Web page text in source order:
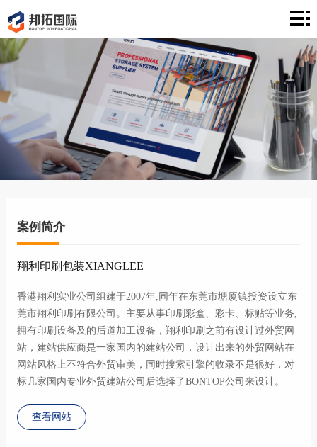
首
页
建
站
案
例
营
销
文
章
关
案例简介
翔利印刷包装XIANGLEE
香港翔利实业公司组建于2007年,同年在东莞市塘厦镇投资设立东
莞市翔利印刷有限公司。主要从事印刷彩盒、彩卡、标贴等业务,
拥有印刷设备及的后道加工设备，翔利印刷之前有设计过外贸网
站，建站供应商是一家国内的建站公司，设计出来的外贸网站在
网站风格上不符合外贸审美，同时搜索引擎的收录不是很好，对
标几家国内专业外贸建站公司后选择了BONTOP公司来设计。
查看网站